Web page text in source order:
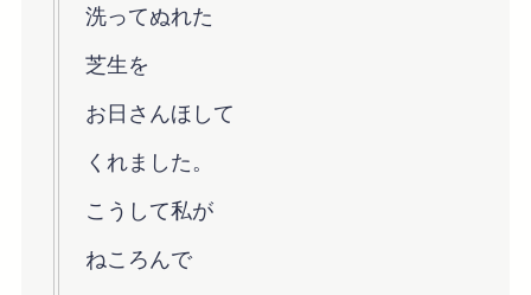
洗ってぬれた
芝生を
お日さんほして
くれました。
こうして私が
ねころんで